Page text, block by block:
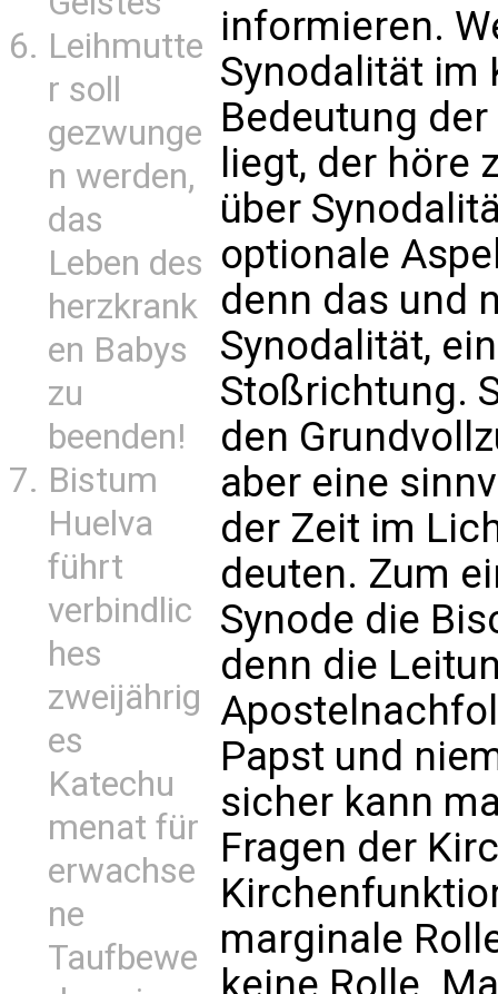
Leihmutte
r soll
gezwunge
n werden,
das
Leben des
herzkrank
en Babys
zu
beenden!
Bistum
Huelva
führt
verbindlic
hes
zweijährig
es
Katechu
menat für
erwachse
ne
Taufbewe
informieren.
Synodalität im
Bedeutung
liegt, der höre
über
optionale
denn das und
Synodalität,
Stoßrichtung.
den
aber eine
der Zeit im
deuten. Zum
Synode die
denn die
Papst und
sicher kann
Fragen der
marginale